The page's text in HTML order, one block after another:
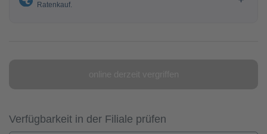
Verfügbarkeit in der Filiale prüfen